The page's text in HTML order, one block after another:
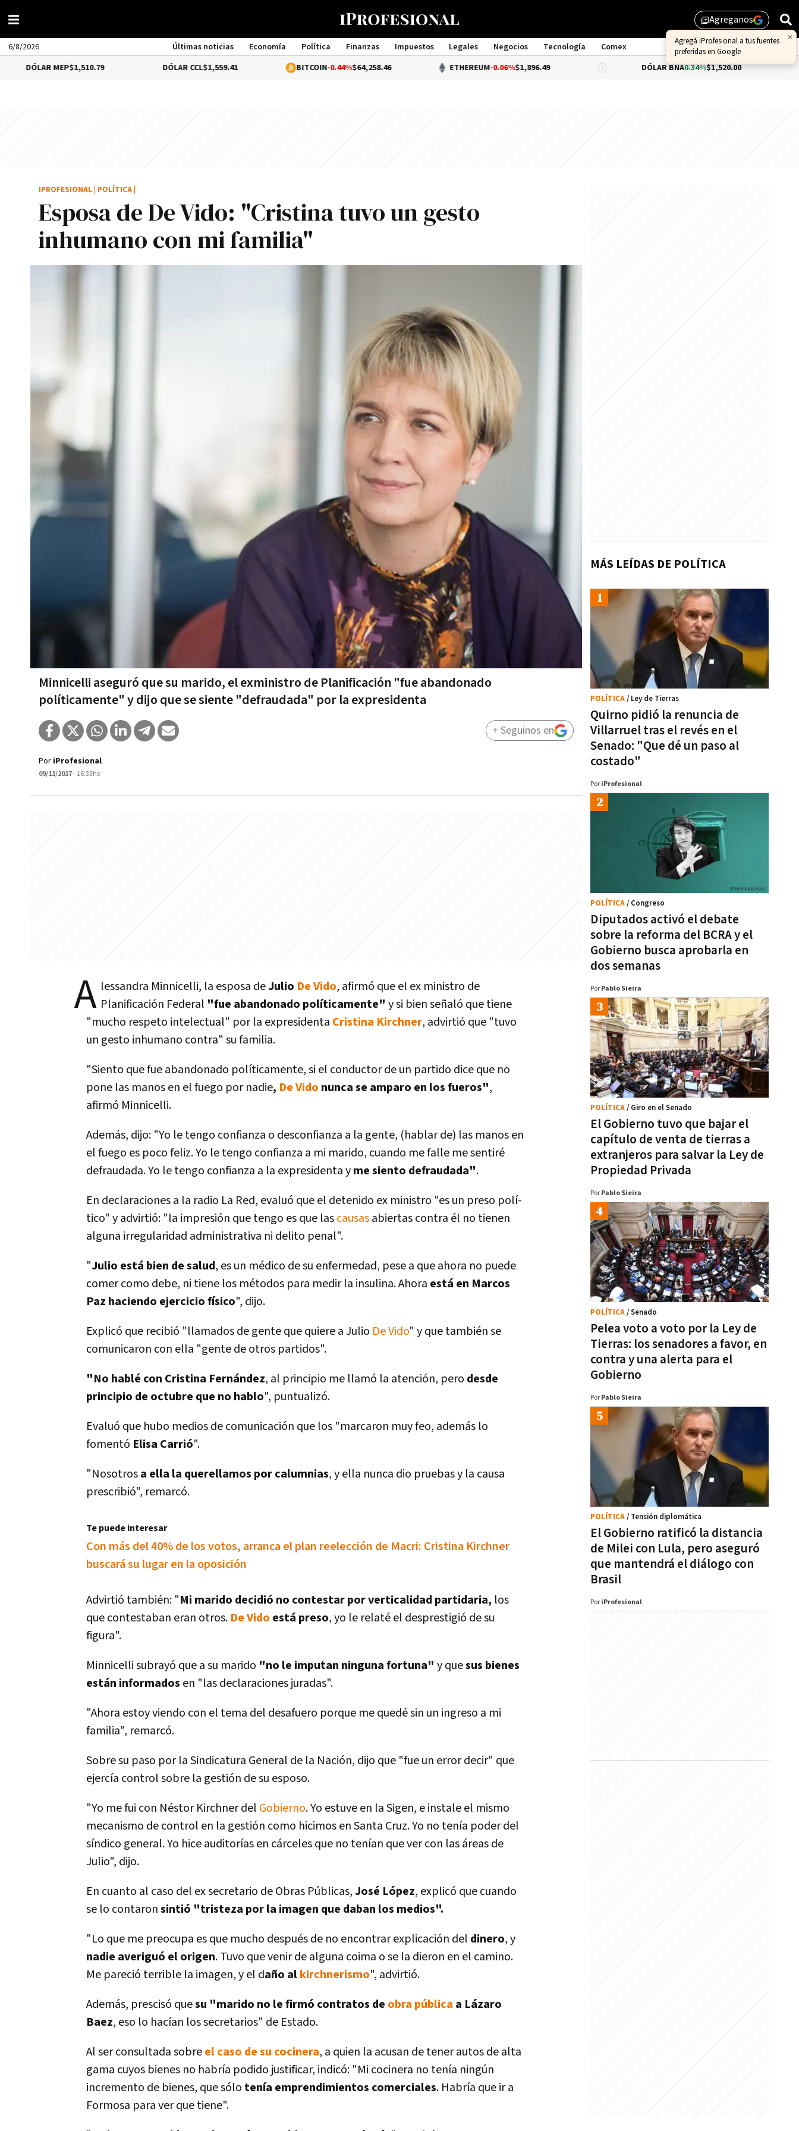
library_addAgreganos
×
Agregá iProfesional a tus fuentes
preferidas en Google
6/8/2026 Últimas noticias Economía Política Finanzas Impuestos Legales Negocios Tecnología
Comex
Management
MEP$1,510.79 DÓLAR CCL$1,559.41 BITCOIN-0.44%$64,258.46 ETHEREUM-0.06%$1,896.49 DÓLAR BNA0.34%$1,520.00 DÓLAR
Esposa de De Vido: "Cristina tuvo un gesto
inhumano con mi familia"
Minnicelli aseguró que su marido, el exministro de Planificación "fue abandonado
políticamente" y dijo que se siente "defraudada" por la expresidenta
IPROFESIONAL POLÍTICA
Por iProfesional
09/11/2017- 16:33hs
+ Seguinos en
A lessandra Minnicelli, la esposa deJulio De Vido, afirmó que el ex ministro de
Planificación Federal "fue abandonado polí­ticamente" y si bien señaló que tiene
"mucho respeto intelectual" por la expresidenta Cristina Kirchner, advirtió que "tuvo
un gesto inhumano contra" su familia.
"Siento que fue abandonado polí­ticamente, si el conductor de un partido dice que no
pone las manos en el fuego por nadie, De Vido nunca se amparo en los fueros",
afirmó Minnicelli.
Además, dijo: "Yo le tengo confianza o desconfianza a la gente, (hablar de) las manos en
el fuego es poco feliz. Yo le tengo confianza a mi marido, cuando me falle me sentiré
defraudada. Yo le tengo confianza a la expresidenta yme siento defraudada".
En declaraciones a la radio La Red, evaluó que el detenido ex ministro "es un preso polí­
tico" y advirtió: "la impresión que tengo es que lascausasabiertas contra él no tienen
alguna irregularidad administrativa ni delito penal".
"Julio está bien de salud, es un médico de su enfermedad, pese a que ahora no puede
comer como debe, ni tiene los métodos para medir la insulina. Ahora está en Marcos
Paz haciendo ejercicio fí­sico", dijo.
Explicó que recibió "llamados de gente que quiere a Julio De Vido" y que también se
comunicaron con ella "gente de otros partidos".
"No hablé con Cristina Fernández, al principio me llamó la atención, pero desde
principio de octubre que no hablo", puntualizó.
Evaluó que hubo medios de comunicación que los "marcaron muy feo, además lo
fomentó Elisa Carrió".
"Nosotrosa ella la querellamos por calumnias, y ella nunca dio pruebas y la causa
prescribió", remarcó.
Te puede interesar
Con más del 40% de los votos, arranca el plan reelección de Macri: Cristina Kirchner
buscará su lugar en la oposición
Advirtió también: "Mi marido decidió no contestar por verticalidad partidaria, los
que contestaban eran otros. De Vido está preso, yo le relaté el desprestigió de su
figura".
Minnicelli subrayó que a su marido "no le imputan ninguna fortuna" y quesus bienes
están informados en "las declaraciones juradas".
"Ahora estoy viendo con el tema del desafuero porque me quedé sin un ingreso a mi
familia", remarcó.
Sobre su paso por la Sindicatura General de la Nación, dijo que "fue un error decir" que
ejercí­a control sobre la gestión de su esposo.
"Yo me fui con Néstor Kirchner del Gobierno. Yo estuve en la Sigen, e instale el mismo
mecanismo de control en la gestión como hicimos en Santa Cruz. Yo no tení­a poder del
sí­ndico general. Yo hice auditorí­as en cárceles que no tení­an que ver con las áreas de
Julio", dijo.
En cuanto al caso del ex secretario de Obras Públicas,José López, explicó que cuando
se lo contaronsintió "tristeza por la imagen que daban los medios".
"Lo que me preocupa es que mucho después de no encontrar explicación del dinero, y
nadie averiguó el origen. Tuvo que venir de alguna coima o se la dieron en el camino.
Me pareció terrible la imagen, y el daño alkirchnerismo", advirtió.
Además, prescisó quesu "marido no le firmó contratos de obra pública a Lázaro
Baez, eso lo hací­an los secretarios" de Estado.
Al ser consultada sobreel caso de su cocinera, a quien la acusan de tener autos de alta
gama cuyos bienes no habrí­a podido justificar, indicó: "Mi cocinera no tení­a ningún
incremento de bienes, que sólo tení­a emprendimientos comerciales. Habrí­a que ir a
Formosa para ver que tiene".
MÁS LEÍDAS DE POLÍTICA
Quirno pidió la renuncia de
Villarruel tras el revés en el
Senado: "Que dé un paso al
costado"
POLÍTICA/ Ley de Tierras
Por iProfesional
Diputados activó el debate
sobre la reforma del BCRA y el
Gobierno busca aprobarla en
dos semanas
POLÍTICA/ Congreso
Por Pablo Sieira
El Gobierno tuvo que bajar el
capítulo de venta de tierras a
extranjeros para salvar la Ley de
Propiedad Privada
POLÍTICA/ Giro en el Senado
Por Pablo Sieira
Pelea voto a voto por la Ley de
Tierras: los senadores a favor, en
contra y una alerta para el
Gobierno
POLÍTICA/ Senado
Por Pablo Sieira
El Gobierno ratificó la distancia
de Milei con Lula, pero aseguró
que mantendrá el diálogo con
Brasil
POLÍTICA/ Tensión diplomática
Por iProfesional